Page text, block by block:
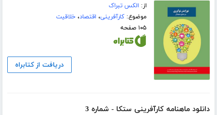
از: الکس تبراک
موضوع:کارآفرینی، اقتصاد،خلاقیت
۱۰۵ صفحه
دریافت از کتابراه
دانلود ماهنامه کارآفرینی ستکا - شماره 3